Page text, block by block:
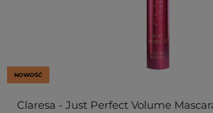
NOWOŚĆ
Claresa - Just Perfect Volume